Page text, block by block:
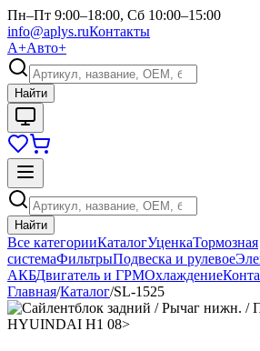
Пн–Пт 9:00–18:00, Сб 10:00–15:00
info@aplys.ruКонтакты
А+Авто+
Найти
Найти
Все категорииКаталогУценкаТормозная
системаФильтрыПодвеска и рулевое
АКБДвигатель и ГРМОхлаждение
Главная/Каталог/SL-1525